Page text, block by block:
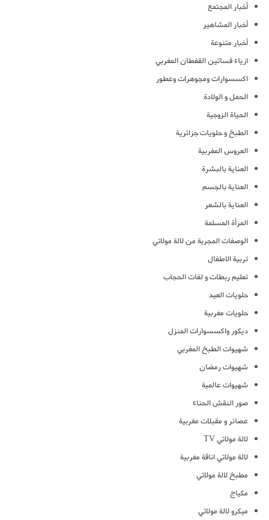
أخبار المجتمع
أخبار المشاهير
أخبار متنوعة
ازياء فساتين القفطان المغربي
اكسسوارات ومجوهرات وعطور
الحمل و الولادة
الحياة الزوجية
الطبخ و حلويات جزائرية
العروس المغربية
العناية بالبشرة
العناية بالجسم
العناية بالشعر
المرأة المسلمة
الوصفات المجربة من لالة مولاتي
تربية الاطفال
تعليم ربطات و لفات الحجاب
حلويات العيد
حلويات مغربية
ديكور واكسسوارات المنزل
شهيوات الطبخ المغربي
شهيوات رمضان
شهيوات عالمية
صور النقش الحناء
عصائر و مقبلات مغربية
لالة مولاتي TV
لالة مولاتي اناقة مغربية
مطبخ لالة مولاتي
مكياج
ميكرو لالة مولاتي